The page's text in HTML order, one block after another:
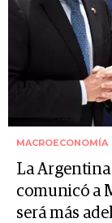
MACROECONOMÍA
La Argentina
comunicó a
será más